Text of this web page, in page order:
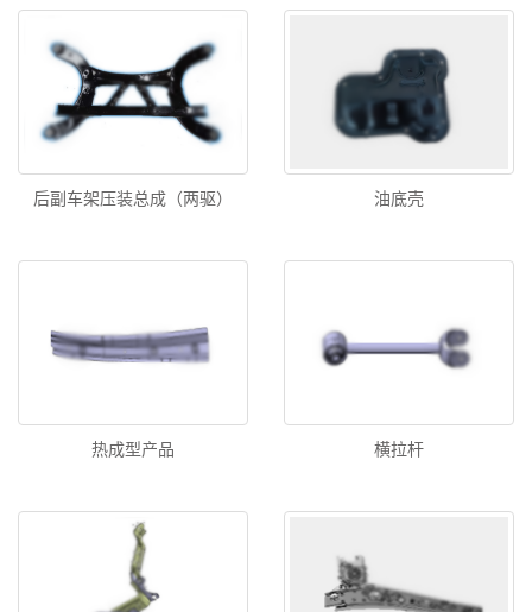
后副车架压装总成（两驱） 油底壳
热成型产品 横拉杆